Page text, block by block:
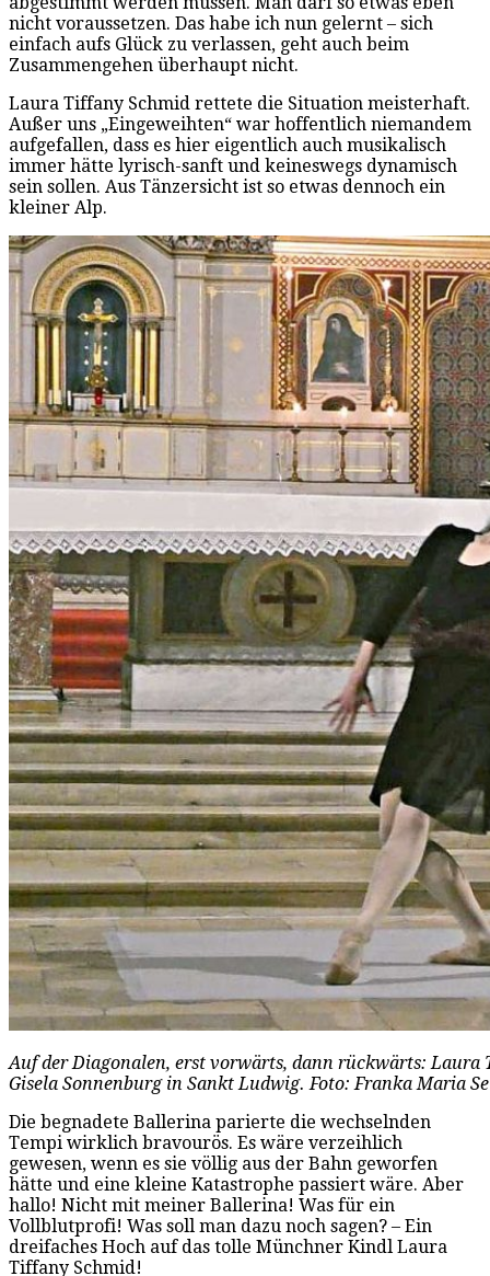
nicht voraussetzen. Das habe ich nun gelernt – sich
einfach aufs Glück zu verlassen, geht auch beim
Zusammengehen überhaupt nicht.
Laura Tiffany Schmid rettete die Situation meisterhaft.
Außer uns „Eingeweihten“ war hoffentlich niemandem
aufgefallen, dass es hier eigentlich auch musikalisch
immer hätte lyrisch-sanft und keineswegs dynamisch
sein sollen. Aus Tänzersicht ist so etwas dennoch ein
kleiner Alp.
Auf der Diagonalen, erst vorwärts, dann rückwärts: Laura
Gisela Sonnenburg in Sankt Ludwig. Foto: Franka Maria
Die begnadete Ballerina parierte die wechselnden
Tempi wirklich bravourös. Es wäre verzeihlich
gewesen, wenn es sie völlig aus der Bahn geworfen
hätte und eine kleine Katastrophe passiert wäre. Aber
hallo! Nicht mit meiner Ballerina! Was für ein
Vollblutprofi! Was soll man dazu noch sagen? – Ein
dreifaches Hoch auf das tolle Münchner Kindl Laura
Tiffany Schmid!